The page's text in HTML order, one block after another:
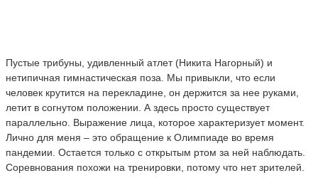
Пустые трибуны, удивленный атлет (Никита Нагорный) и
нетипичная гимнастическая поза. Мы привыкли, что если
человек крутится на перекладине, он держится за нее руками,
летит в согнутом положении. А здесь просто существует
параллельно. Выражение лица, которое характеризует момент.
Лично для меня – это обращение к Олимпиаде во время
пандемии. Остается только с открытым ртом за ней наблюдать.
Соревнования похожи на тренировки, потому что нет зрителей.